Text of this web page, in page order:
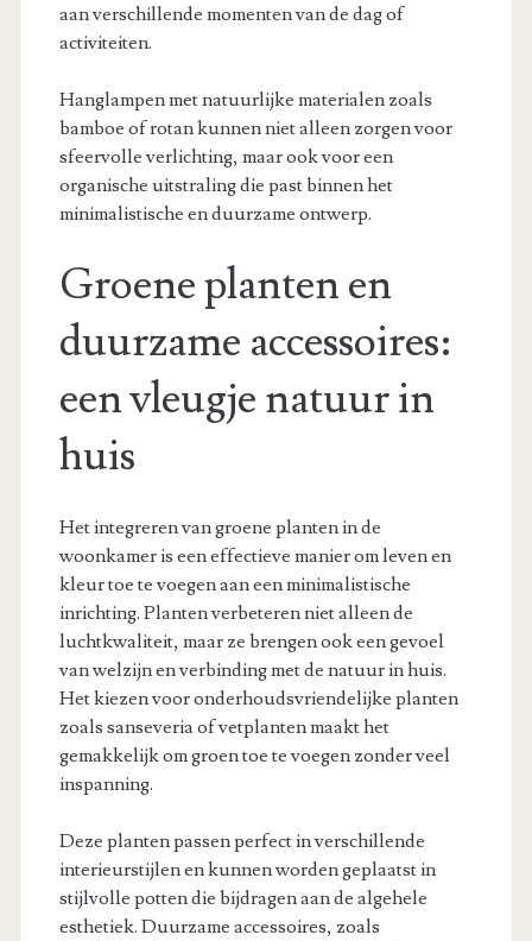
aan verschillende momenten van de dag of
activiteiten.
Hanglampen met natuurlijke materialen zoals
bamboe of rotan kunnen niet alleen zorgen voor
sfeervolle verlichting, maar ook voor een
organische uitstraling die past binnen het
minimalistische en duurzame ontwerp.
Groene planten en
duurzame accessoires:
een vleugje natuur in
huis
Het integreren van groene planten in de
woonkamer is een effectieve manier om leven en
kleur toe te voegen aan een minimalistische
inrichting. Planten verbeteren niet alleen de
luchtkwaliteit, maar ze brengen ook een gevoel
van welzijn en verbinding met de natuur in huis.
Het kiezen voor onderhoudsvriendelijke planten
zoals sanseveria of vetplanten maakt het
gemakkelijk om groen toe te voegen zonder veel
inspanning.
Deze planten passen perfect in verschillende
interieurstijlen en kunnen worden geplaatst in
stijlvolle potten die bijdragen aan de algehele
esthetiek. Duurzame accessoires, zoals